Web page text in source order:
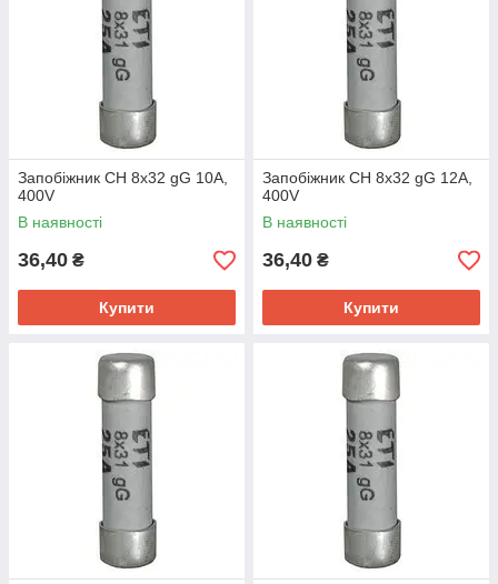
Запобіжник CH 8x32 gG 10A,
400V
В наявності
36,40 ₴
Купити
Запобіжник CH 8x32 gG 12A,
400V
В наявності
36,40 ₴
Купити